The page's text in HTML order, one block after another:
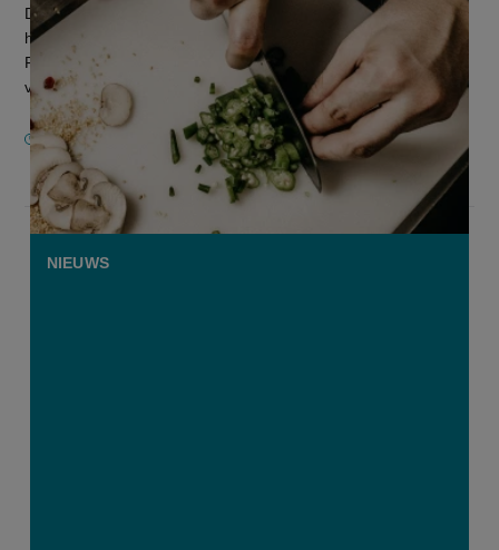
De nieuwe Eat To Eat-app, waar hobbykoks hun
huisgemaakte bereidingen kunnen verkopen, kan volgens het
Federaal Voedselagentschap een gevaar betekenen voor de
voedselveiligheid. Het agentsch...
30 NOVEMBER 2020
NIEUWS